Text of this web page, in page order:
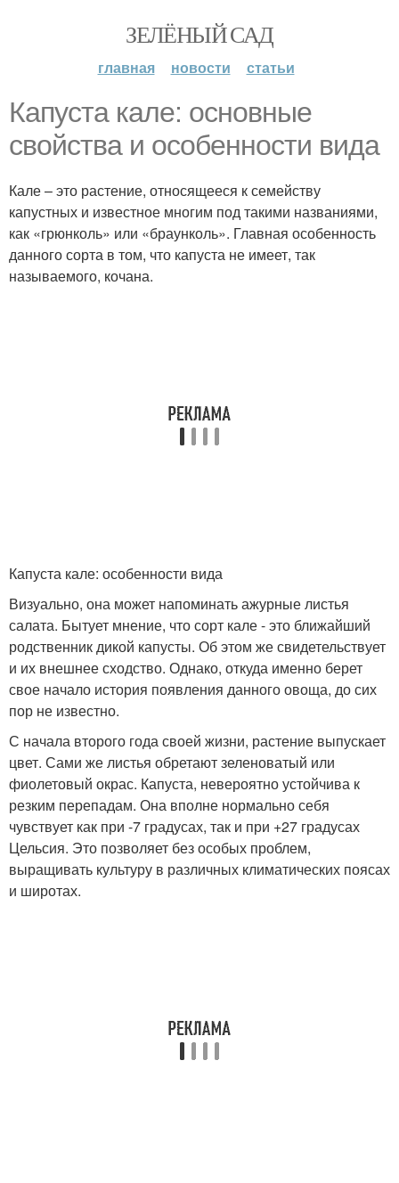
ЗЕЛЁНЫЙ САД
главная новости статьи
Капуста кале: основные
свойства и особенности вида
Кале – это растение, относящееся к семейству
капустных и известное многим под такими названиями,
как «грюнколь» или «браунколь». Главная особенность
данного сорта в том, что капуста не имеет, так
называемого, кочана.
Капуста кале: особенности вида
Визуально, она может напоминать ажурные листья
салата. Бытует мнение, что сорт кале - это ближайший
родственник дикой капусты. Об этом же свидетельствует
и их внешнее сходство. Однако, откуда именно берет
свое начало история появления данного овоща, до сих
пор не известно.
С начала второго года своей жизни, растение выпускает
цвет. Сами же листья обретают зеленоватый или
фиолетовый окрас. Капуста, невероятно устойчива к
резким перепадам. Она вполне нормально себя
чувствует как при -7 градусах, так и при +27 градусах
Цельсия. Это позволяет без особых проблем,
выращивать культуру в различных климатических поясах
и широтах.